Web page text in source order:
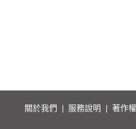
關於我們 服務說明 著作權